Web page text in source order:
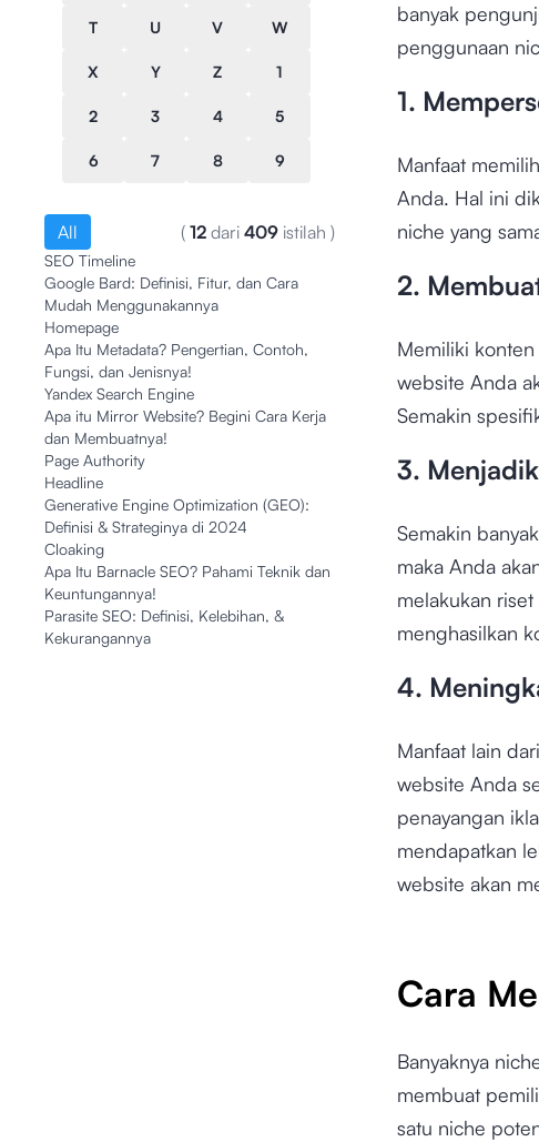
T U V W
X Y Z 1
2 3 4 5
6 7 8 9
All ( 12 dari 409 istilah )
SEO Timeline
Google Bard: Definisi, Fitur, dan Cara
Mudah Menggunakannya
Homepage
Apa Itu Metadata? Pengertian, Contoh,
Fungsi, dan Jenisnya!
Yandex Search Engine
Apa itu Mirror Website? Begini Cara Kerja
dan Membuatnya!
Page Authority
Headline
Generative Engine Optimization (GEO):
Definisi & Strateginya di 2024
Cloaking
Apa Itu Barnacle SEO? Pahami Teknik dan
Keuntungannya!
Parasite SEO: Definisi, Kelebihan, &
Kekurangannya
banyak
penggunaan
1.
Manfaat
Anda. Hal ini
niche yang
2.
Memiliki
website Anda
Semakin
3.
Semakin
maka Anda
melakukan
menghasilkan
4.
Manfaat lain
website Anda
penayangan
mendapatkan
website akan
Cara
Banyaknya
membuat
satu niche